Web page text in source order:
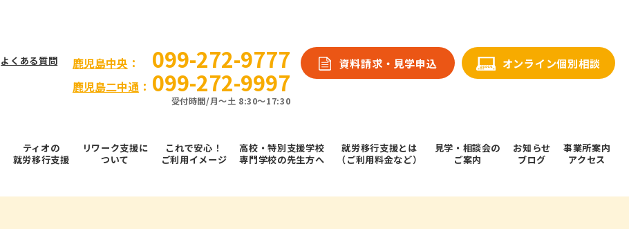
よくある質問 ⿅児島中央 ： 099-272-9777
鹿児島二中通： 099-272-9997
受付時間/⽉〜⼟ 8:30～17:30
資料請求・⾒学申込 オンライン個別相談
ティオの
就労移⾏⽀援
リワーク支援に
ついて
これで安⼼！
ご利⽤イメージ
高校・特別支援学校
専門学校の先生方へ
就労移行支援とは
（ご利用料金など）
⾒学・相談会の
ご案内
お知らせ
ブログ
事業所案内
アクセス